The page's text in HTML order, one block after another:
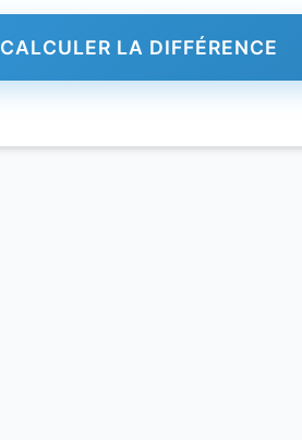
CALCULER LA DIFFÉRENCE